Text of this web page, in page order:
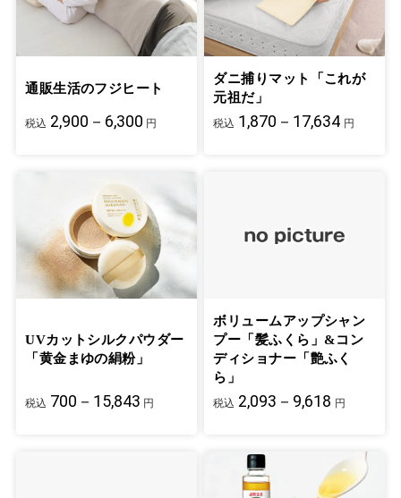
通販生活のフジヒート
税込 2,900－6,300 円
ダニ捕りマット「これが
元祖だ」
税込 1,870－17,634 円
UVカットシルクパウダー
「黄金まゆの絹粉」
税込 700－15,843 円
ボリュームアップシャン
プー「髪ふくら」&コン
ディショナー「艶ふく
ら」
税込 2,093－9,618 円